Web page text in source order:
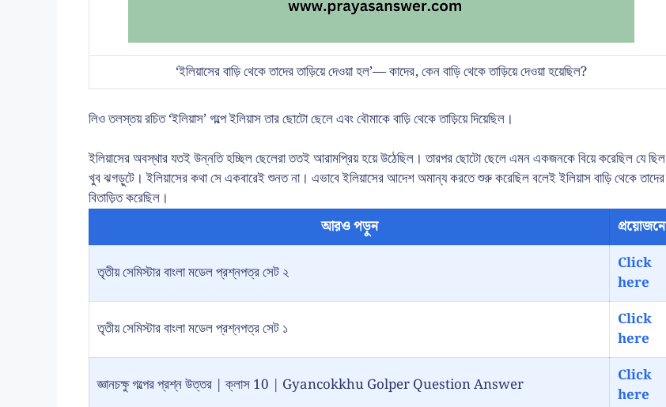
‘ইলিয়াসের বাড়ি থেকে তাদের তাড়িয়ে দেওয়া হল’— কাদের, কেন বাড়ি থেকে তাড়িয়ে দেওয়া হয়েছিল?
লিও তলস্তয় রচিত ‘ইলিয়াস’ গল্পে ইলিয়াস তার ছোটো ছেলে এবং বৌমাকে বাড়ি থেকে তাড়িয়ে দিয়েছিল।
ইলিয়াসের অবস্থার যতই উন্নতি হচ্ছিল ছেলেরা ততই আরামপ্রিয় হয়ে উঠেছিল। তারপর ছোটো ছেলে এমন একজনকে বিয়ে করেছিল যে ছিল
খুব ঝগড়ুটে। ইলিয়াসের কথা সে একবারেই শুনত না। এভাবে ইলিয়াসের আদেশ অমান্য করতে শুরু করেছিল বলেই ইলিয়াস বাড়ি থেকে তাদের
বিতাড়িত করেছিল।
আরও পড়ুন
প্রয়োজনে
তৃতীয় সেমিস্টার বাংলা মডেল প্রশ্নপত্র সেট ২
Click
here
তৃতীয় সেমিস্টার বাংলা মডেল প্রশ্নপত্র সেট ১
Click
here
জ্ঞানচক্ষু গল্পের প্রশ্ন উত্তর | ক্লাস 10 | Gyancokkhu Golper Question Answer
Click
here